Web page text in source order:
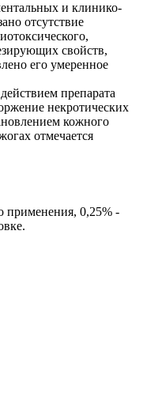
и клинико-
отсутствие
свойств,
его умеренное
препарата
некротических
кожного
отмечается
применения, 0,25% -